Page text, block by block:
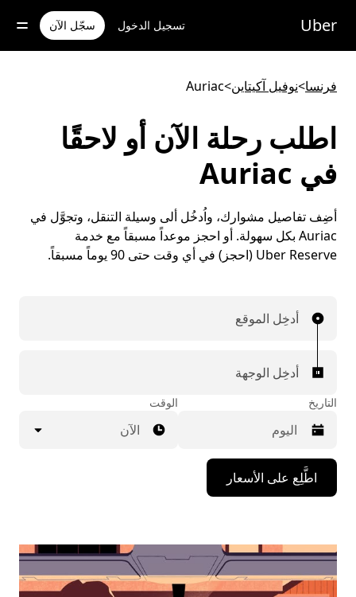
للوصول
المحتوى
Uber تسجيل الدخول سجّل الآن
فرنسا>نوفيل آكيتاين>
Auriac
اطلب رحلة الآن أو لاحقًا
في Auriac
أضِف تفاصيل مشوارك، واُدخُل ألى وسيلة التنقل، وتجوَّل في
Auriac بكل سهولة. أو احجز موعداً مسبقاً مع خدمة
Uber Reserve (احجز) في أي وقت حتى 90 يوماً مسبقاً.
أدخِل الموقع
أدخِل الوجهة
التاريخ
اضغط
على
مفتاح
للأسفل
لاستخدام
التقويم
الوقت
الآن
اطَّلِع على الأسعار